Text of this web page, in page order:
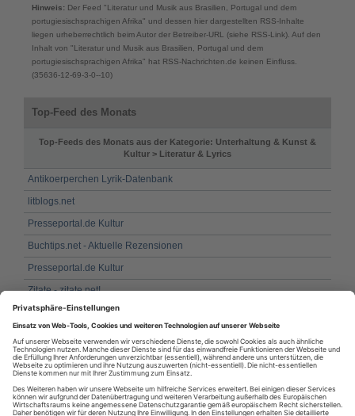
Hinweis: Der Feed "Literatur und Musik aus Brasilien, Portugal und dem
portugiesischsprachigen Afrika" und dessen hier dargestellten RSS-Inhalte
liegen urheberrechtlich beim Autor der Betreiber-URL (siehe RSS-Link). Auf den
Inhalt von "Literatur und Musik aus Brasilien, Portugal und dem
portugiesischsprachigen Afrika" hat RSS-Nachrichten.de keinen Einfluss.
(35636-12-69-3-0--10)
Top-Feed des Monats
Top-Feeds des Monats aus der Kategorie: Unterhaltung & Kunst &
Kultur > Literatur & Lyrics
Antikoerperchen Lyrik-Datenbank
litblogs.net
Presseportal.de Kultur
Buchtips.net - Aktuelle Rezensionen
Presseportal.de Kultur
Zitate - zitate.net!
Literatur und Musik aus Brasilien, Portugal und dem
portugiesischsprachigen Afrika
Presseportal.de / Kultur
Presseportal.de / Kultur
Harry Potter News